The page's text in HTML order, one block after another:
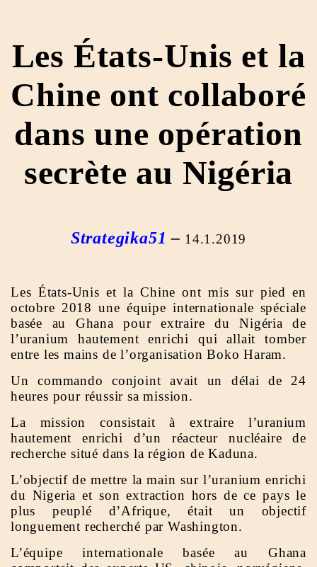
Les États-Unis et la
Chine ont collaboré
dans une opération
secrète au Nigéria
Strategika51 – 14.1.2019
Les États-Unis et la Chine ont mis sur pied en
octobre 2018 une équipe internationale spéciale
basée au Ghana pour extraire du Nigéria de
l’uranium hautement enrichi qui allait tomber
entre les mains de l’organisation Boko Haram.
Un commando conjoint avait un délai de 24
heures pour réussir sa mission.
La mission consistait à extraire l’uranium
hautement enrichi d’un réacteur nucléaire de
recherche situé dans la région de Kaduna.
L’objectif de mettre la main sur l’uranium enrichi
du Nigeria et son extraction hors de ce pays le
plus peuplé d’Afrique, était un objectif
longuement recherché par Washington.
L’équipe internationale basée au Ghana